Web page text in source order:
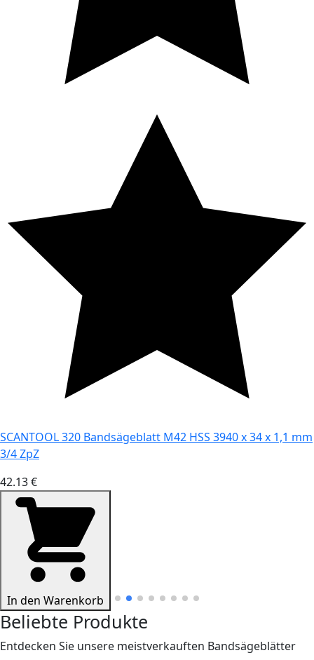
SCANTOOL 320 Bandsägeblatt M42 HSS 3940 x 34 x 1,1 mm
3/4 ZpZ
42.13 €
In den Warenkorb
Beliebte Produkte
Entdecken Sie unsere meistverkauften Bandsägeblätter